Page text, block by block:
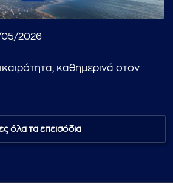
05/2026
καθημερινά στον
όλα τα επεισόδια